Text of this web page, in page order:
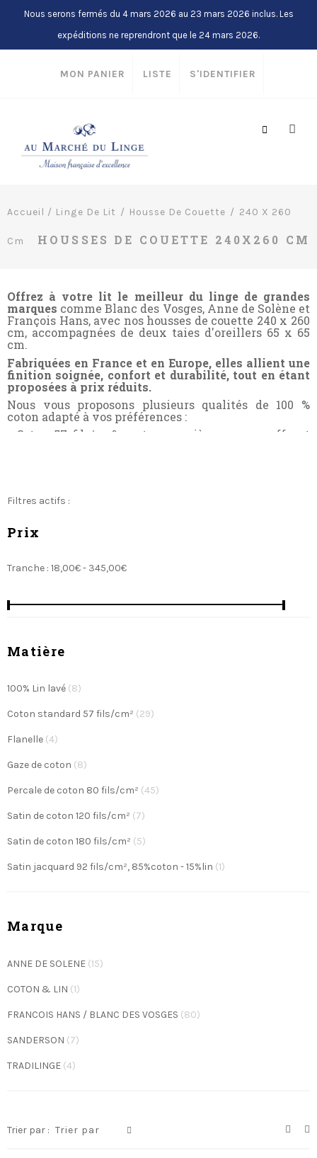
Nous serons fermés du 4 mars 2026 au 23 mars 2026 inclus. Les
expéditions ne reprendront que le 24 mars 2026.
MON PANIER LISTE S'IDENTIFIER
Accueil / Linge De Lit Housse De Couette 240 X 260
Cm HOUSSES DE COUETTE 240X260 CM
Offrez à votre lit le meilleur du linge de grandes
marques comme Blanc des Vosges, Anne de Solène et
François Hans, avec nos housses de couette 240 x 260
cm, accompagnées de deux taies d'oreillers 65 x 65
cm.
Fabriquées en France et en Europe, elles allient une
finition soignée, confort et durabilité, tout en étant
proposées à prix réduits.
Nous vous proposons plusieurs qualités de 100 %
coton adapté à vos préférences :
- Coton 57 fils/cm² : notre première gamme, offrant
à la finition Easycare, nécessitant peu ou pas de
- Satin de coton 110 à 120 fils/cm² et Satin jacquard
180 fils/cm² : Une qualité exceptionnelle, avec un
douceur inégalée.
lavée.
client réactif via notre chat en ligne.
durable à votre literie avec notre collection d’unis
haut de gamme !
Filtres actifs :
Prix
Tranche : 18,00€ - 345,00€
Matière
100% Lin lavé (8)
Coton standard 57 fils/cm² (29)
Flanelle (4)
Gaze de coton (8)
Percale de coton 80 fils/cm² (45)
Satin de coton 120 fils/cm² (7)
Satin de coton 180 fils/cm² (5)
Satin jacquard 92 fils/cm², 85%coton - 15%lin (1)
Marque
ANNE DE SOLENE (15)
COTON & LIN (1)
FRANCOIS HANS / BLANC DES VOSGES (80)
SANDERSON (7)
TRADILINGE (4)
Trier par :